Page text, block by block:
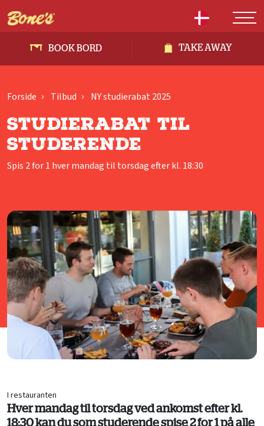
BOOK BORD TAKE AWAY
Forside Tilbud NY studierabat 2025
Studierabat til
studerende
Spis 2 for 1 hver mandag til torsdag efter kl. 18:30
I restauranten
Hver mandag til torsdag ved ankomst efter kl.
18:30 kan du som studerende spise 2 for 1 på alle